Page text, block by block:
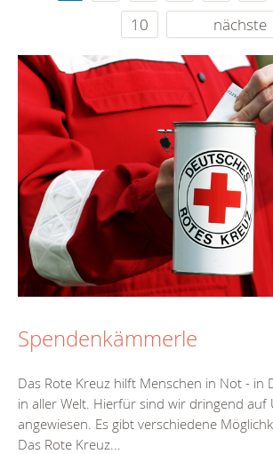
10
nächste
Spendenkämmerle
Das Rote Kreuz hilft Menschen in Not - in
in aller Welt. Hierfür sind wir dringend
angewiesen. Es gibt verschiedene
Das Rote Kreuz...